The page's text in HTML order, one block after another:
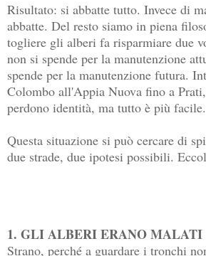
Risultato: si abbatte tutto. Invece di
abbatte. Del resto siamo in piena
togliere gli alberi fa risparmiare due
non si spende per la manutenzione
spende per la manutenzione futura.
Colombo all'Appia Nuova fino a
perdono identità, ma tutto è più facile.
Questa situazione si può cercare di
due strade, due ipotesi possibili.
1. GLI ALBERI ERANO MALATI
Strano, perché a guardare i tronchi